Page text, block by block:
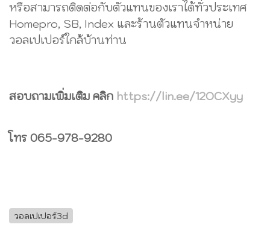
หรือสามารถติดต่อกับตัวแทนของเราได้ทั่วประเทศ
Homepro, SB, Index และร้านตัวแทนจำหน่าย
วอลเปเปอร์ใกล้บ้านท่าน
สอบถามเพิ่มเติม คลิก https://lin.ee/12OCXyy
โทร 065-978-9280
วอลเปเปอร์3d